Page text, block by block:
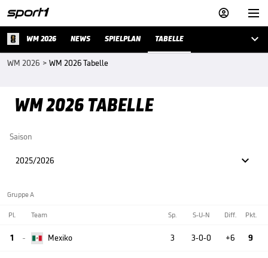


WM 2026 NEWS SPIELPLAN TABELLE 
WM 2026 > WM 2026 Tabelle
WM 2026 TABELLE
Saison
2025/2026 
Gruppe A
Pl. Team Sp. S-U-N Diff. Pkt.
1  Mexiko 3 3-0-0 +6 9